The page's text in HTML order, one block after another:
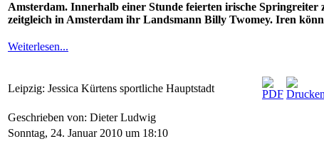
Amsterdam. Innerhalb einer Stunde feierten irische Springreiter
zeitgleich in Amsterdam ihr Landsmann Billy Twomey. Iren
Weiterlesen...
Leipzig: Jessica Kürtens sportliche Hauptstadt
Geschrieben von: Dieter Ludwig
Sonntag, 24. Januar 2010 um 18:10